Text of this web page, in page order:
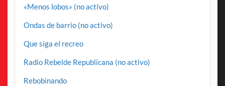
«Menos lobos» (no activo)
Ondas de barrio (no activo)
Que siga el recreo
Radio Rebelde Republicana (no activo)
Rebobinando